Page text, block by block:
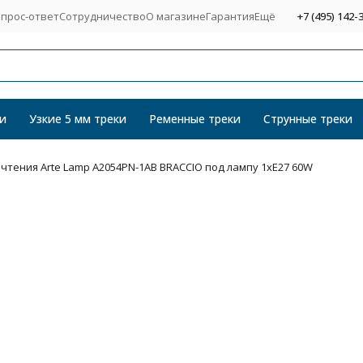
ответСотрудничествоО магазинеГарантияЕщё +7 (495) 142-
Узкие 5 мм треки Ременные треки Струнные треки
Arte Lamp A2054PN-1AB BRACCIO под лампу 1xE27 60W